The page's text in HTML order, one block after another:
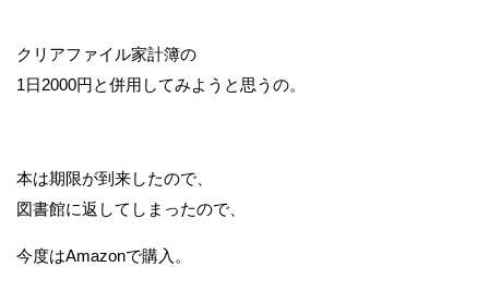
クリアファイル家計簿の
1日2000円と併用してみようと思うの。
本は期限が到来したので、
図書館に返してしまったので、
今度はAmazonで購入。